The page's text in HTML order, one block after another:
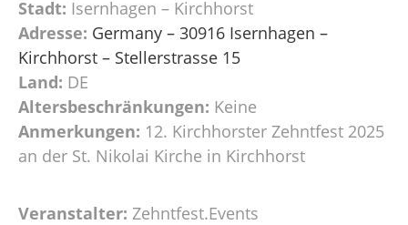
Stadt: Isernhagen – Kirchhorst
Adresse: Germany – 30916 Isernhagen –
Kirchhorst – Stellerstrasse 15
Land: DE
Altersbeschränkungen: Keine
Anmerkungen: 12. Kirchhorster Zehntfest 2025
an der St. Nikolai Kirche in Kirchhorst
Veranstalter: Zehntfest.Events